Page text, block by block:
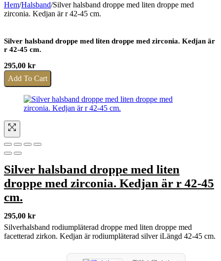
Hem/Halsband/Silver halsband droppe med liten droppe med
zirconia. Kedjan är r 42-45 cm.
Silver halsband droppe med liten droppe med zirconia. Kedjan är
r 42-45 cm.
295,00 kr
Add To Cart
Silver halsband droppe med liten
droppe med zirconia. Kedjan är r 42-45
cm.
295,00 kr
Silverhalsband rodiumpläterad droppe med liten droppe med
facetterad zirkon. Kedjan är rodiumpläterad silver iLängd 42-45 cm.